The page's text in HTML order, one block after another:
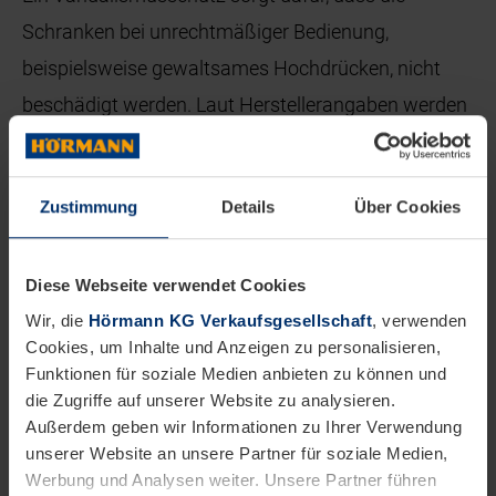
Zustimmung Details Über Cookies
Diese Webseite verwendet Cookies
Wir, die Hörmann KG Verkaufsgesellschaft, verwenden
Cookies, um Inhalte und Anzeigen zu personalisieren,
Funktionen für soziale Medien anbieten zu können und
die Zugriffe auf unserer Website zu analysieren.
Außerdem geben wir Informationen zu Ihrer Verwendung
unserer Website an unsere Partner für soziale Medien,
Werbung und Analysen weiter. Unsere Partner führen
Schranken bei unrechtmäßiger Bedienung,
beispielsweise gewaltsames Hochdrücken, nicht
beschädigt werden. Laut Herstellerangaben werden
alle Komponenten vor der Auslieferung im Werk
aufgebaut und getestet. Das verkürzt die Montage-
und Inbetriebnahmezeit und sorgt für sofortige
Schrankenanlagen auch Ein- und Ausfahrstationen
sowie die dazugehörigen Kassenautomaten an.
Die Verwaltung kann über ein
Ausweismanagementsystem erfolgen, das per LAN